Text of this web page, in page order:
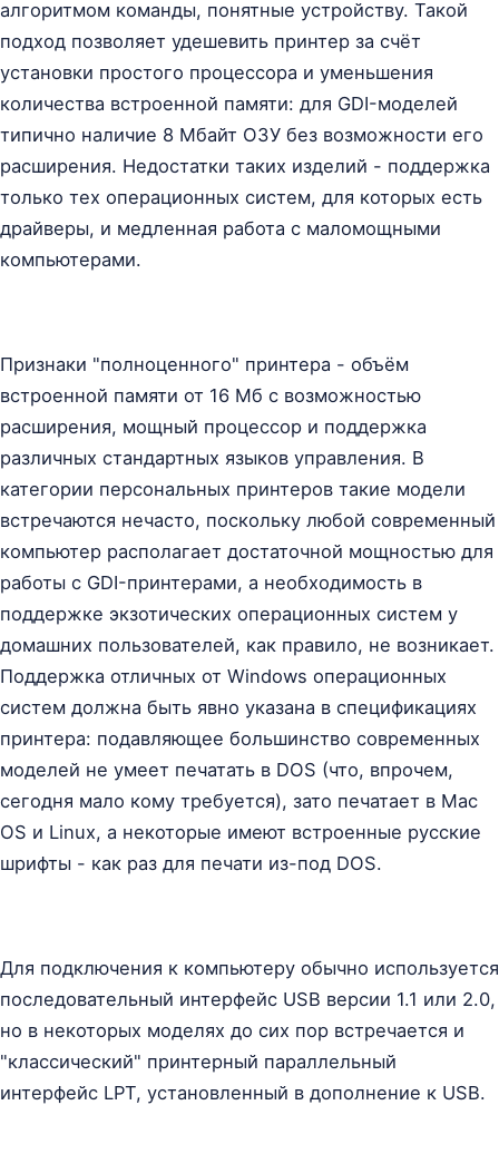
алгоритмом команды, понятные устройству. Такой
подход позволяет удешевить принтер за счёт
установки простого процессора и уменьшения
количества встроенной памяти: для GDI-моделей
типично наличие 8 Мбайт ОЗУ без возможности его
расширения. Недостатки таких изделий - поддержка
только тех операционных систем, для которых есть
драйверы, и медленная работа с маломощными
компьютерами.
Признаки "полноценного" принтера - объём
встроенной памяти от 16 Мб с возможностью
расширения, мощный процессор и поддержка
различных стандартных языков управления. В
категории персональных принтеров такие модели
встречаются нечасто, поскольку любой современный
компьютер располагает достаточной мощностью для
работы с GDI-принтерами, а необходимость в
поддержке экзотических операционных систем у
домашних пользователей, как правило, не возникает.
Поддержка отличных от Windows операционных
систем должна быть явно указана в спецификациях
принтера: подавляющее большинство современных
моделей не умеет печатать в DOS (что, впрочем,
сегодня мало кому требуется), зато печатает в Mac
OS и Linux, а некоторые имеют встроенные русские
шрифты - как раз для печати из-под DOS.
Для подключения к компьютеру обычно используется
последовательный интерфейс USB версии 1.1 или 2.0,
но в некоторых моделях до сих пор встречается и
"классический" принтерный параллельный
интерфейс LPT, установленный в дополнение к USB.